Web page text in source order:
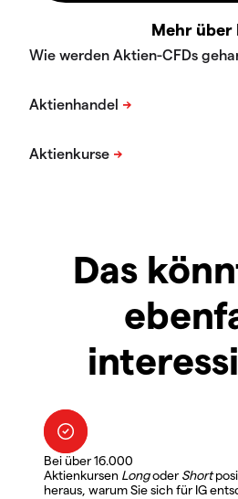
Mehr über
Das
Bei über 16.000
Aktienkursen LongoderShort
heraus, warum Sie sich für IG